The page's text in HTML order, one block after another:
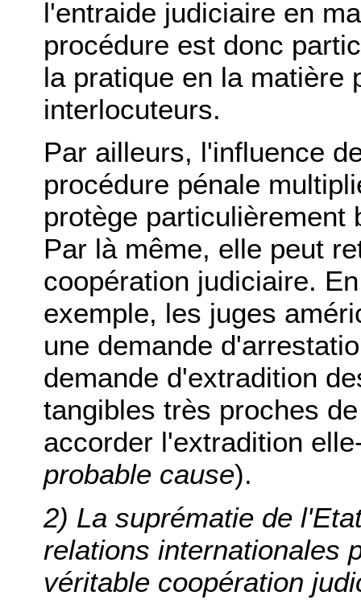
l'entraide judiciaire en
procédure est donc
la pratique en la matière
interlocuteurs.
Par ailleurs, l'influence
procédure pénale
protège particulièrement
Par là même, elle peut
coopération judiciaire.
exemple, les juges
une demande
demande d'extradition
tangibles très proches
accorder l'extradition
probable cause).
2) La suprématie de
relations internationales
véritable coopération